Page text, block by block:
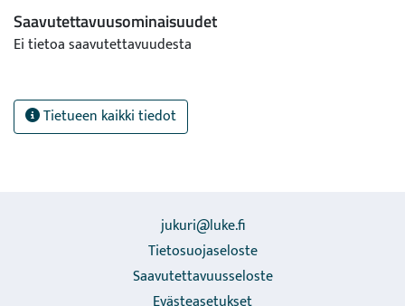
Saavutettavuusominaisuudet
Ei tietoa saavutettavuudesta
Tietueen kaikki tiedot
jukuri@luke.fi
Tietosuojaseloste
Saavutettavuusseloste